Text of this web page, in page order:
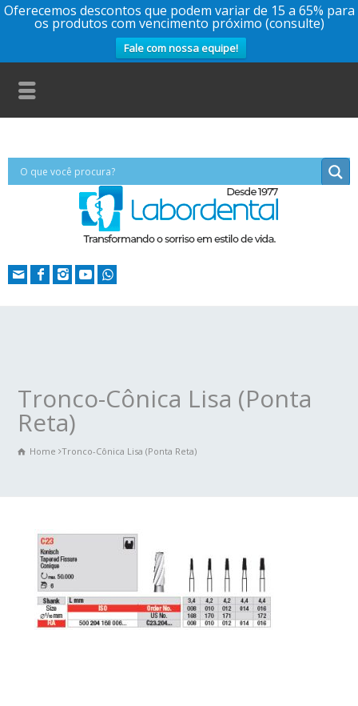
Oferecemos descontos que podem variar de 15 a 65% para
os produtos com vencimento próximo (consulte)
Fale com nossa equipe!
Tronco-Cônica Lisa (Ponta
Reta)
Home Tronco-Cônica Lisa (Ponta Reta)